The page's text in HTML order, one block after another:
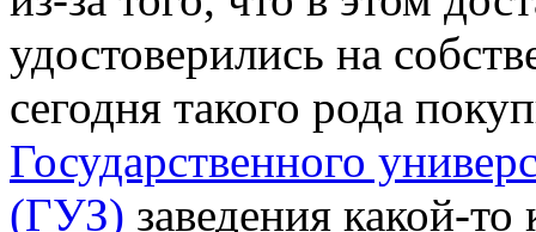
удостоверились на
сегодня такого рода
Государственного
(ГУЗ) заведения какой-то